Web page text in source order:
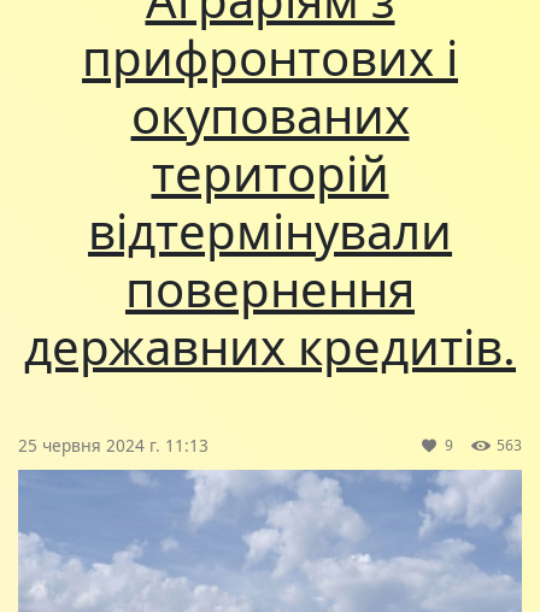
прифронтових і
окупованих
територій
відтермінували
повернення
державних кредитів.
25 червня 2024 г. 11:13 9 563